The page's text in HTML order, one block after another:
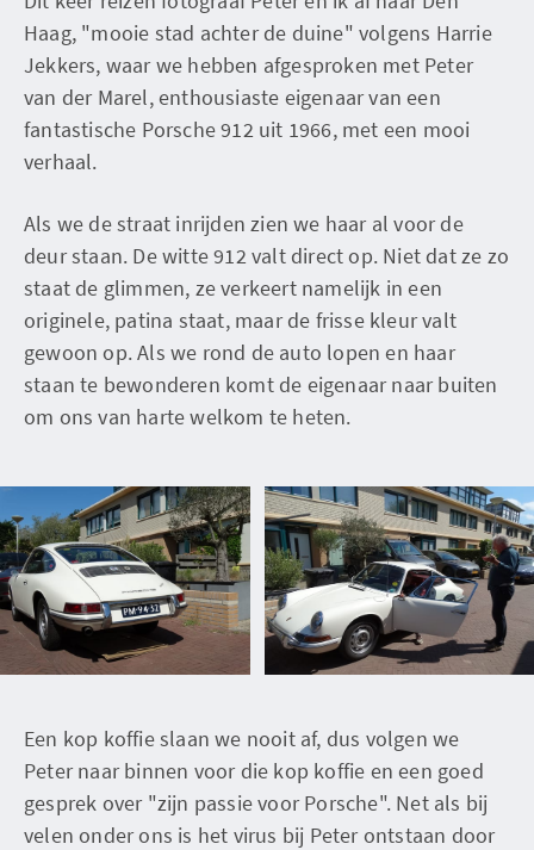
Haag, "mooie stad achter de duine" volgens Harrie
Jekkers, waar we hebben afgesproken met Peter
van der Marel, enthousiaste eigenaar van een
fantastische Porsche 912 uit 1966, met een mooi
verhaal.
Als we de straat inrijden zien we haar al voor de
deur staan. De witte 912 valt direct op. Niet dat ze zo
staat de glimmen, ze verkeert namelijk in een
originele, patina staat, maar de frisse kleur valt
gewoon op. Als we rond de auto lopen en haar
staan te bewonderen komt de eigenaar naar buiten
om ons van harte welkom te heten.
Een kop koffie slaan we nooit af, dus volgen we
Peter naar binnen voor die kop koffie en een goed
gesprek over "zijn passie voor Porsche". Net als bij
velen onder ons is het virus bij Peter ontstaan door